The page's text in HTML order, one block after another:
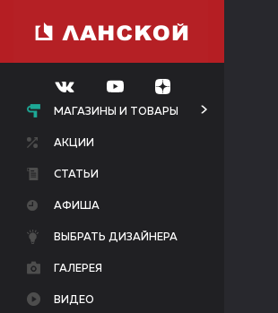
МАГАЗИНЫ И ТОВАРЫ
АКЦИИ
СТАТЬИ
АФИША
ВЫБРАТЬ ДИЗАЙНЕРА
ГАЛЕРЕЯ
ВИДЕО